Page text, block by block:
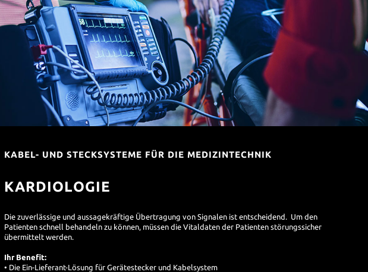
KABEL- UND STECKSYSTEME FÜR DIE MEDIZINTECHNIK
KARDIOLOGIE
Die zuverlässige und aussagekräftige Übertragung von Signalen ist entscheidend. Um den
Patienten schnell behandeln zu können, müssen die Vitaldaten der Patienten störungssicher
übermittelt werden.
Ihr Benefit:
• Die Ein-Lieferant-Lösung für Gerätestecker und Kabelsystem